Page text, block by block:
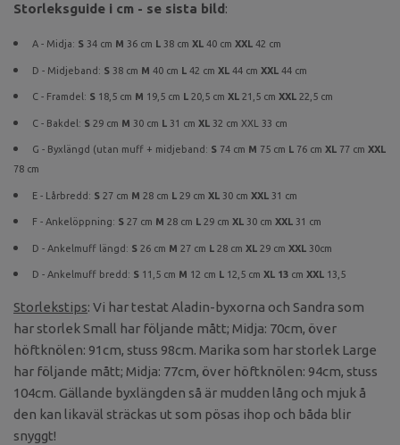
Storleksguide i cm - se sista bild:
A - Midja: S 34 cm M 36 cm L 38 cm XL 40 cm XXL 42 cm
D - Midjeband: S 38 cm M 40 cm L 42 cm XL 44 cm XXL 44 cm
C - Framdel: S 18,5 cm M 19,5 cm L 20,5 cm XL 21,5 cm XXL 22,5 cm
C - Bakdel: S 29 cm M 30 cm L 31 cm XL 32 cm XXL 33 cm
G - Byxlängd (utan muff + midjeband: S 74 cm M 75 cm L 76 cm XL 77 cm XXL
78 cm
E - Lårbredd: S 27 cm M 28 cm L 29 cm XL 30 cm XXL 31 cm
F - Ankelöppning: S 27 cm M 28 cm L 29 cm XL 30 cm XXL 31 cm
D - Ankelmuff längd: S 26 cm M 27 cm L 28 cm XL 29 cm XXL 30cm
D - Ankelmuff bredd: S 11,5 cm M 12 cm L 12,5 cm XL 13 cm XXL 13,5
Storlekstips: Vi har testat Aladin-byxorna och Sandra som
har storlek Small har följande mått; Midja: 70cm, över
höftknölen: 91cm, stuss 98cm. Marika som har storlek Large
har följande mått; Midja: 77cm, över höftknölen: 94cm, stuss
104cm. Gällande byxlängden så är mudden lång och mjuk å
den kan likaväl sträckas ut som pösas ihop och båda blir
snyggt!